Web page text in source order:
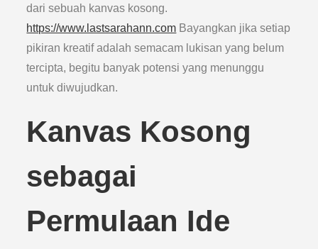
dari sebuah kanvas kosong.
https://www.lastsarahann.com Bayangkan jika setiap
pikiran kreatif adalah semacam lukisan yang belum
tercipta, begitu banyak potensi yang menunggu
untuk diwujudkan.
Kanvas Kosong
sebagai
Permulaan Ide